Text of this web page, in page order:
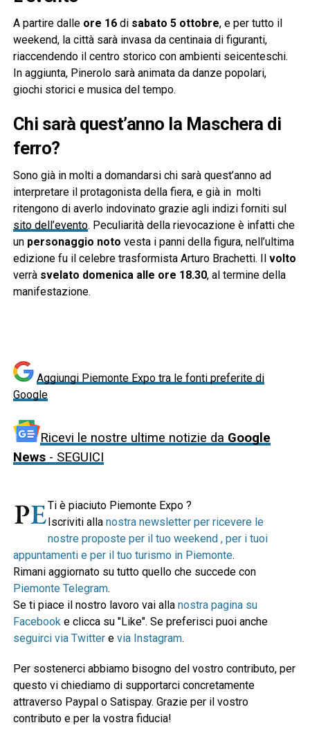
A partire dalle ore 16di sabato 5 ottobre, e per tutto il
weekend, la città sarà invasa da centinaia di figuranti,
riaccendendo il centro storico con ambienti seicenteschi.
In aggiunta, Pinerolo sarà animata da danze popolari,
giochi storici e musica del tempo.
Chi sarà quest’anno la Maschera di
ferro?
Sono già in molti a domandarsi chi sarà quest’anno ad
interpretare il protagonista della fiera, e già in molti
ritengono di averlo indovinato grazie agli indizi forniti sul
sito dell’evento. Peculiarità della rievocazione è infatti che
un personaggio noto vesta i panni della figura, nell’ultima
edizione fu il celebre trasformista Arturo Brachetti. Il volto
verràsvelato domenica alle ore 18.30, al termine della
manifestazione.
Aggiungi Piemonte Expo tra le fonti preferite di
Google
Ricevi le nostre ultime notizie da Google
News- SEGUICI
Ti è piaciuto Piemonte Expo ?
Iscriviti alla nostra newsletter per ricevere le
nostre proposte per il tuo weekend , per i tuoi
appuntamenti e per il tuo turismo in Piemonte.
Rimani aggiornato su tutto quello che succede con
Piemonte Telegram.
Se ti piace il nostro lavoro vai alla nostra pagina su
Facebooke clicca su "Like". Se preferisci puoi anche
seguirci via Twittere via Instagram.
Per sostenerci abbiamo bisogno del vostro contributo, per
questo vi chiediamo di supportarci concretamente
attraverso Paypal o Satispay. Grazie per il vostro
contributo e per la vostra fiducia!